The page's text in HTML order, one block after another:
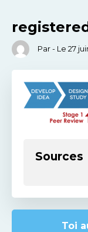
Par - Le 27
Sources
Toi